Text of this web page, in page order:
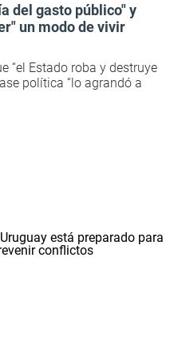
del gasto público" y
un modo de vivir
“el Estado roba y destruye
política “lo agrandó a